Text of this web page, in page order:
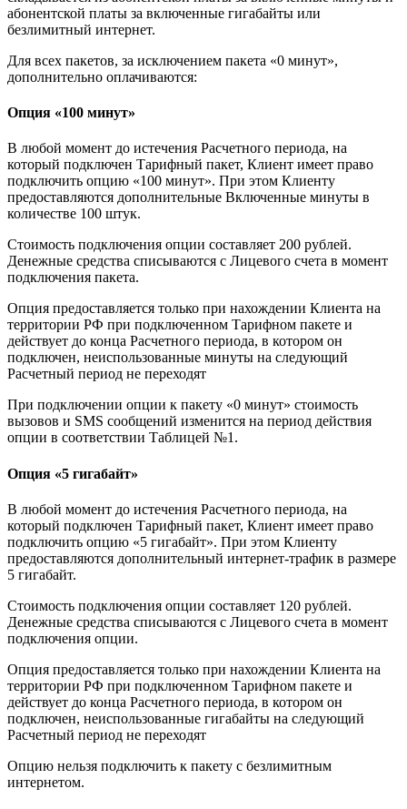
абонентской платы за включенные гигабайты или
безлимитный интернет.
Для всех пакетов, за исключением пакета «0 минут»,
дополнительно оплачиваются:
Опция «100 минут»
В любой момент до истечения Расчетного периода, на
который подключен Тарифный пакет, Клиент имеет право
подключить опцию «100 минут». При этом Клиенту
предоставляются дополнительные Включенные минуты в
количестве 100 штук.
Стоимость подключения опции составляет 200 рублей.
Денежные средства списываются с Лицевого счета в момент
подключения пакета.
Опция предоставляется только при нахождении Клиента на
территории РФ при подключенном Тарифном пакете и
действует до конца Расчетного периода, в котором он
подключен, неиспользованные минуты на следующий
Расчетный период не переходят
При подключении опции к пакету «0 минут» стоимость
вызовов и SMS сообщений изменится на период действия
опции в соответствии Таблицей №1.
Опция «5 гигабайт»
В любой момент до истечения Расчетного периода, на
который подключен Тарифный пакет, Клиент имеет право
подключить опцию «5 гигабайт». При этом Клиенту
предоставляются дополнительный интернет-трафик в размере
5 гигабайт.
Стоимость подключения опции составляет 120 рублей.
Денежные средства списываются с Лицевого счета в момент
подключения опции.
Опция предоставляется только при нахождении Клиента на
территории РФ при подключенном Тарифном пакете и
действует до конца Расчетного периода, в котором он
подключен, неиспользованные гигабайты на следующий
Расчетный период не переходят
Опцию нельзя подключить к пакету с безлимитным
интернетом.